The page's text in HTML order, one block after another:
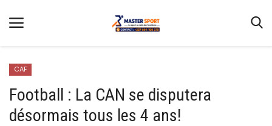
Home
CAF
Football : La CAN se disputera
désormais tous les 4 ans!